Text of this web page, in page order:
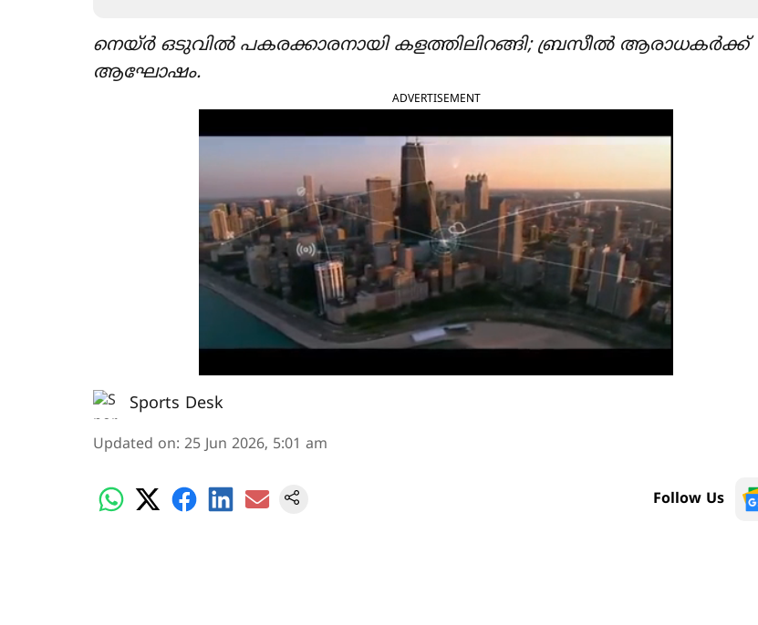
നെയ്ർ ഒടുവിൽ പകരക്കാരനായി കളത്തിലിറങ്ങി; ബ്രസീൽ ആരാധകർക്ക്
ആഘോഷം.
ADVERTISEMENT
Sports Desk
Updated on: 25 Jun 2026, 5:01 am
Follow Us